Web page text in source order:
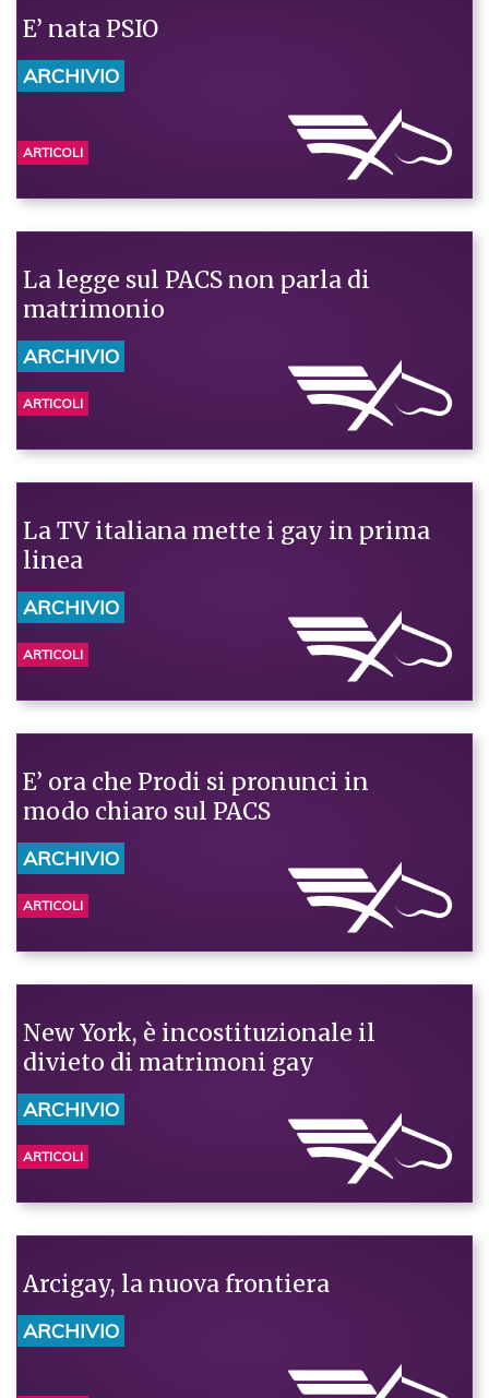
E’ nata PSIO
ARCHIVIO
ARTICOLI
La legge sul PACS non parla di
matrimonio
ARCHIVIO
ARTICOLI
La TV italiana mette i gay in prima
linea
ARCHIVIO
ARTICOLI
E’ ora che Prodi si pronunci in
modo chiaro sul PACS
ARCHIVIO
ARTICOLI
New York, è incostituzionale il
divieto di matrimoni gay
ARCHIVIO
ARTICOLI
Arcigay, la nuova frontiera
ARCHIVIO